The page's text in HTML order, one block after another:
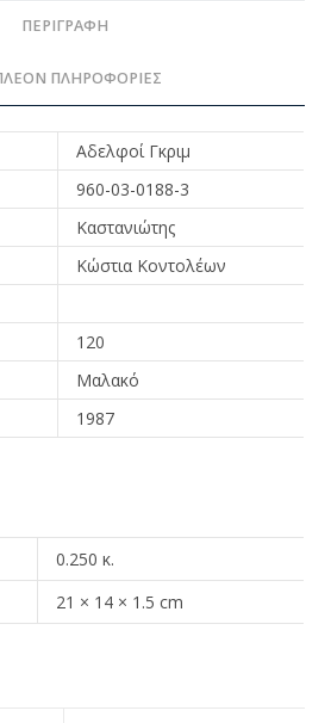
ΠΕΡΙΓΡΑΦΉ
ΠΛΗΡΟΦΟΡΊΕΣ
Αδελφοί Γκριμ
960-03-0188-3
Καστανιώτης
Κώστια Κοντολέων
120
Μαλακό
1987
0.250 κ.
21 × 14 × 1.5 cm